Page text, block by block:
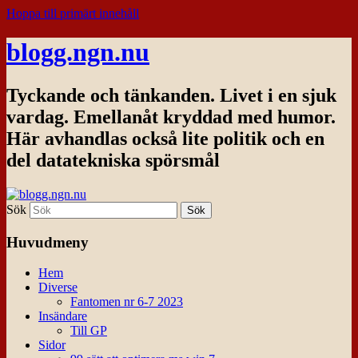
Hoppa till primärt innehåll
blogg.ngn.nu
Tyckande och tänkanden. Livet i en sjuk
vardag. Emellanåt kryddad med humor.
Här avhandlas också lite politik och en
del datatekniska spörsmål
Sök
Huvudmeny
Hem
Diverse
Fantomen nr 6-7 2023
Insändare
Till GP
Sidor